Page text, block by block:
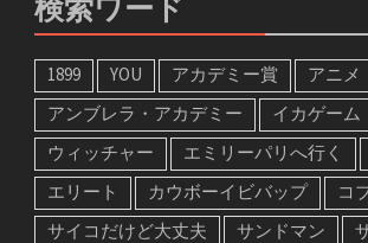
検索ワード
1899 YOU アカデミー賞 アニメ
アンブレラ・アカデミー
イカゲーム
ウィッチャー
エミリーパリへ行く
エリート
カウボーイビバップ
コ
サイコだけど大丈夫
サンドマン